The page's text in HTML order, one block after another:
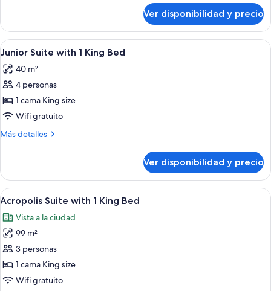
Bed
Suite
Acropolis
with
King
Bed
Ver disponibilidad y precio
Ver
todas
las
fotos
de
Junior
Suite
King
Bed
Una habitación de hotel con una
5
Junior Suite with 1 King Bed
40 m²
4 personas
1 cama King size
Wifi gratuito
Más detalles
Más
Suite
with
1
Bed
Ver disponibilidad y precio
Ver
todas
las
fotos
de
Acropolis
Suite
Una sala de estar moderna con un
6
Acropolis Suite with 1 King Bed
Vista a la ciudad
99 m²
3 personas
1 cama King size
Wifi gratuito